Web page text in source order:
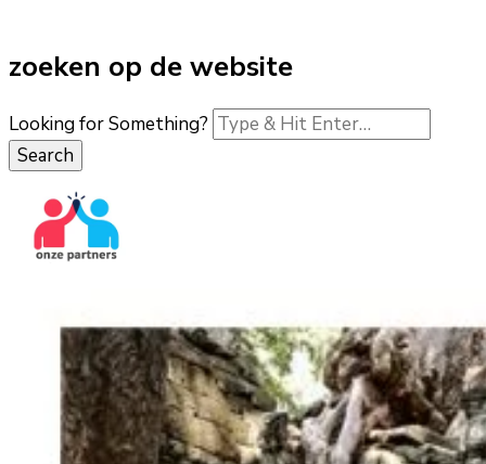
zoeken op de website
Looking for Something?